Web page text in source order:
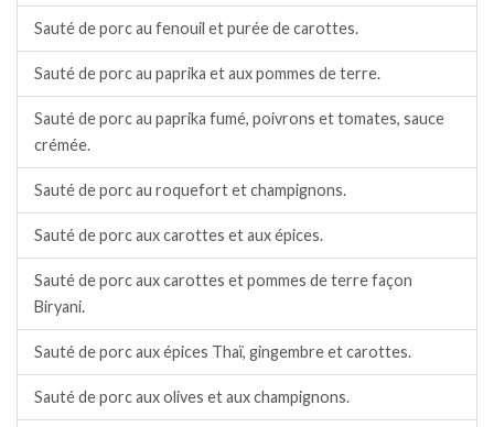
Sauté de porc au fenouil et purée de carottes.
Sauté de porc au paprika et aux pommes de terre.
Sauté de porc au paprika fumé, poivrons et tomates, sauce
crémée.
Sauté de porc au roquefort et champignons.
Sauté de porc aux carottes et aux épices.
Sauté de porc aux carottes et pommes de terre façon
Biryani.
Sauté de porc aux épices Thaï, gingembre et carottes.
Sauté de porc aux olives et aux champignons.